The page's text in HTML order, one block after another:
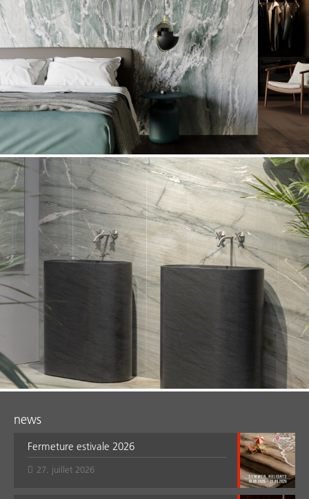
news
Fermeture estivale 2026
27. juillet 2026